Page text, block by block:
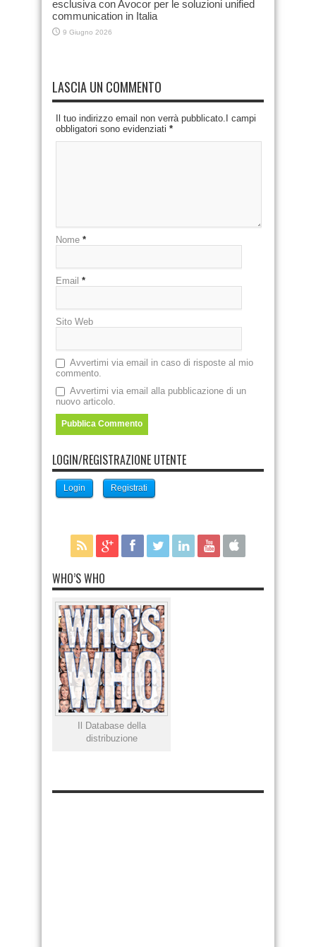
esclusiva con Avocor per le soluzioni unified
communication in Italia
9 Giugno 2026
LASCIA UN COMMENTO
Il tuo indirizzo email non verrà pubblicato.I campi
obbligatori sono evidenziati *
Nome *
Email *
Sito Web
Avvertimi via email in caso di risposte al mio
commento.
Avvertimi via email alla pubblicazione di un
nuovo articolo.
LOGIN/REGISTRAZIONE UTENTE
Login Registrati
WHO’S WHO
Il Database della
distribuzione